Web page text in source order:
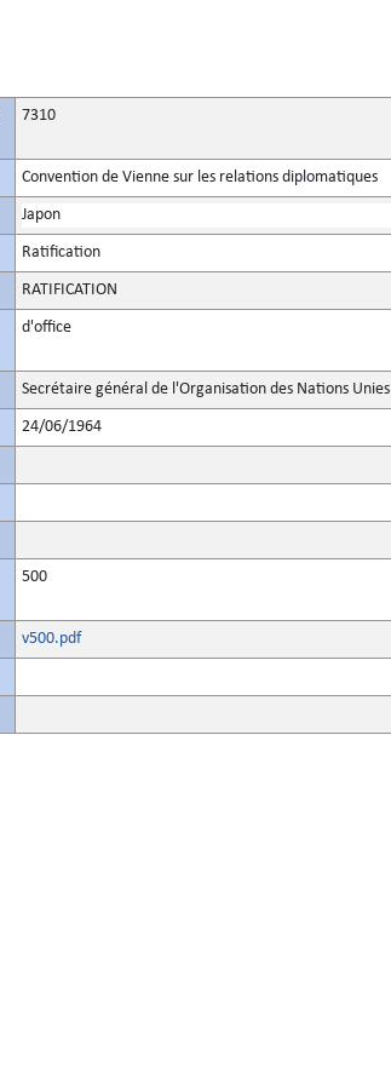
7310
Convention de Vienne sur les relations diplomatiques
Japon
Ratification
RATIFICATION
d'office
Secrétaire général de l'Organisation des Nations Unies
24/06/1964
500
v500.pdf